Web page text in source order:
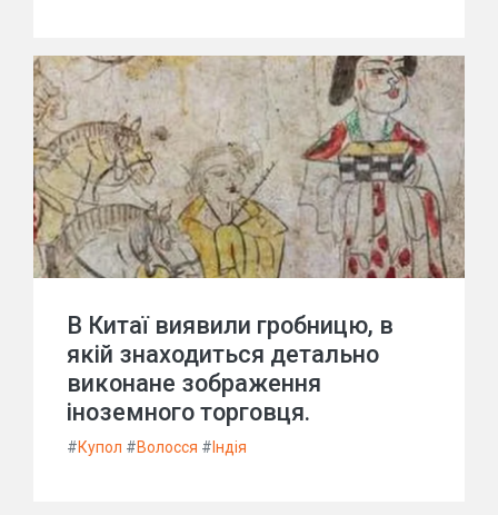
В Китаї виявили гробницю, в
якій знаходиться детально
виконане зображення
іноземного торговця.
#Купол #Волосся # Індія